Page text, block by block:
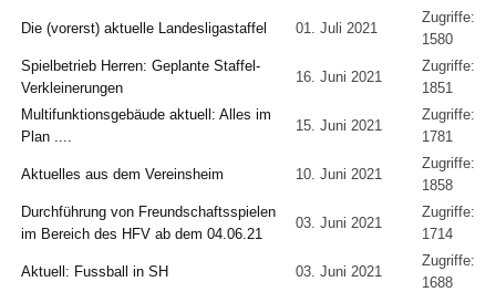
Die (vorerst) aktuelle Landesligastaffel 01. Juli 2021
Zugriffe:
1580
Spielbetrieb Herren: Geplante Staffel-
Verkleinerungen
16. Juni 2021
Zugriffe:
1851
Multifunktionsgebäude aktuell: Alles im
Plan ....
15. Juni 2021
Zugriffe:
1781
Aktuelles aus dem Vereinsheim 10. Juni 2021
Zugriffe:
1858
Durchführung von Freundschaftsspielen
im Bereich des HFV ab dem 04.06.21
03. Juni 2021
Zugriffe:
1714
Aktuell: Fussball in SH 03. Juni 2021
Zugriffe:
1688